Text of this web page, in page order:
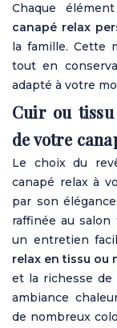
Chaque
canapé relax
la famille. Cette
tout en
adapté à votre
Cuir ou
de votre
Le choix du
canapé relax à
par son
raffinée au
un entretien
relax en tissu ou
et la richesse
ambiance
de nombreux